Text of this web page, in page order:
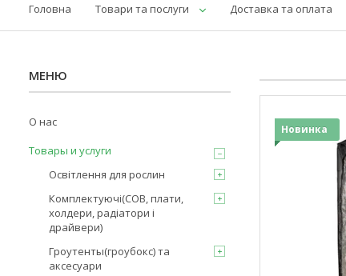
Головна Товари та послуги Доставка та оплата
Новинка
О нас
Товары и услуги
Освітлення для рослин
Комплектуючі(COB, плати,
холдери, радіатори і
драйвери)
Гроутенты(гроубокс) та
аксесуари